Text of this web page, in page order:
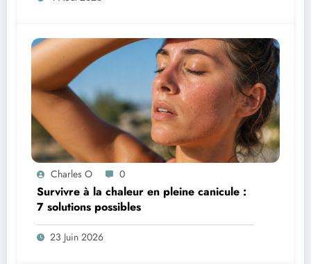
Charles O 0
Survivre à la chaleur en pleine canicule :
7 solutions possibles
23 Juin 2026